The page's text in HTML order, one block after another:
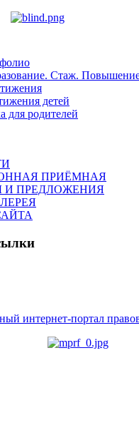
Стаж.
детей
для родителей
ПРИЁМНАЯ
И ПРЕДЛОЖЕНИЯ